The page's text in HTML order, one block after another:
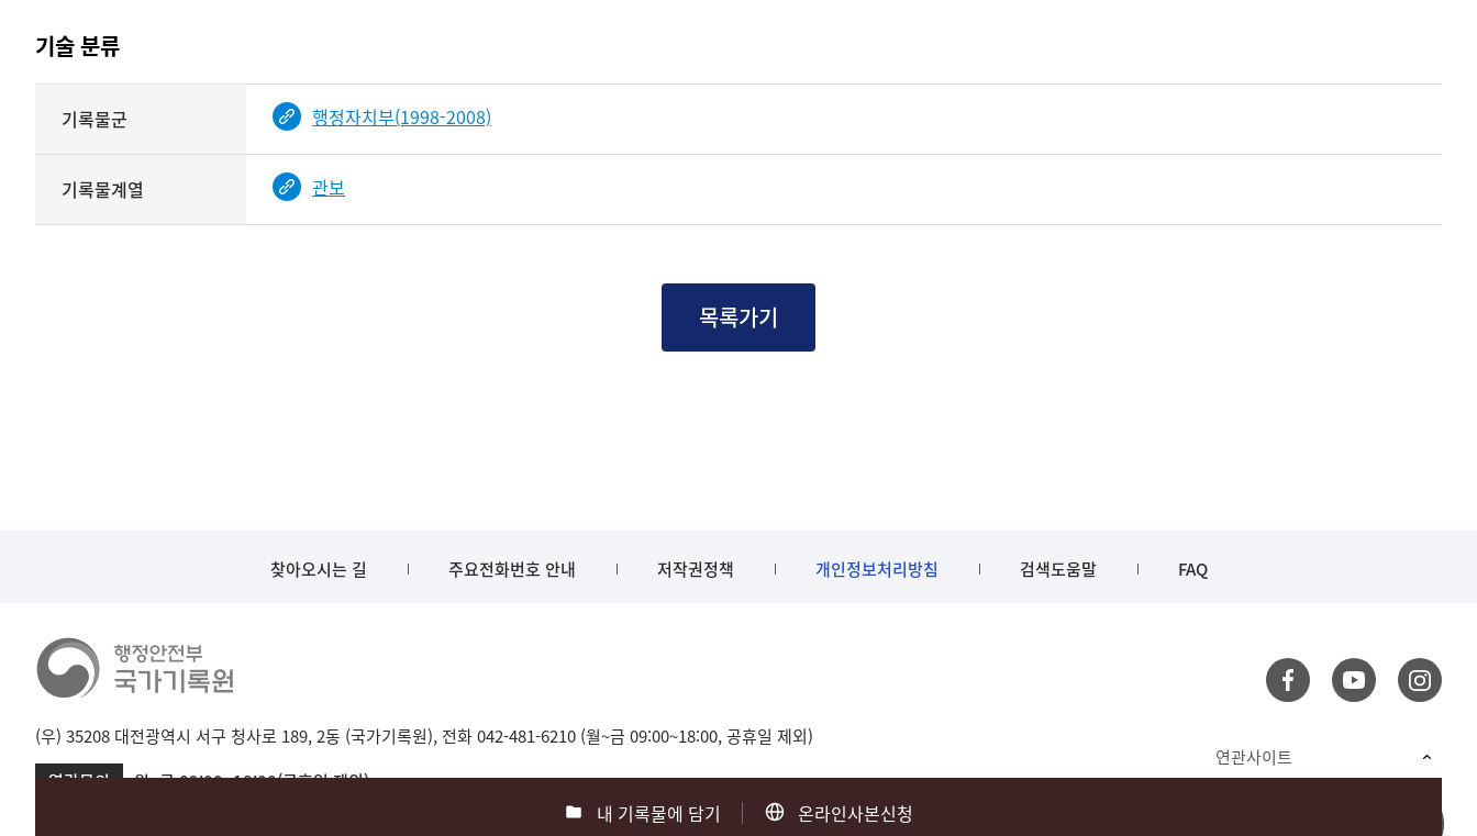
제공됨
<
제목를
보여주는
표
기술 분류
분류
정보를
보여주는
표
기록물군 행정자치부(1998-2008)
기록물계열 관보
목록가기
내 기록물에 담기 온라인사본신청
찾아오시는 길 주요전화번호 안내 저작권정책 개인정보처리방침 검색도움말 FAQ
(우) 35208 대전광역시 서구 청사로 189, 2동 (국가기록원), 전화 042-481-6210 (월~금 09:00~18:00, 공휴일 제외)
열람문의
월~금 09:00~18:00(공휴일 제외)
부산 051-550-8023 광주 062-975-5791
연관사이트